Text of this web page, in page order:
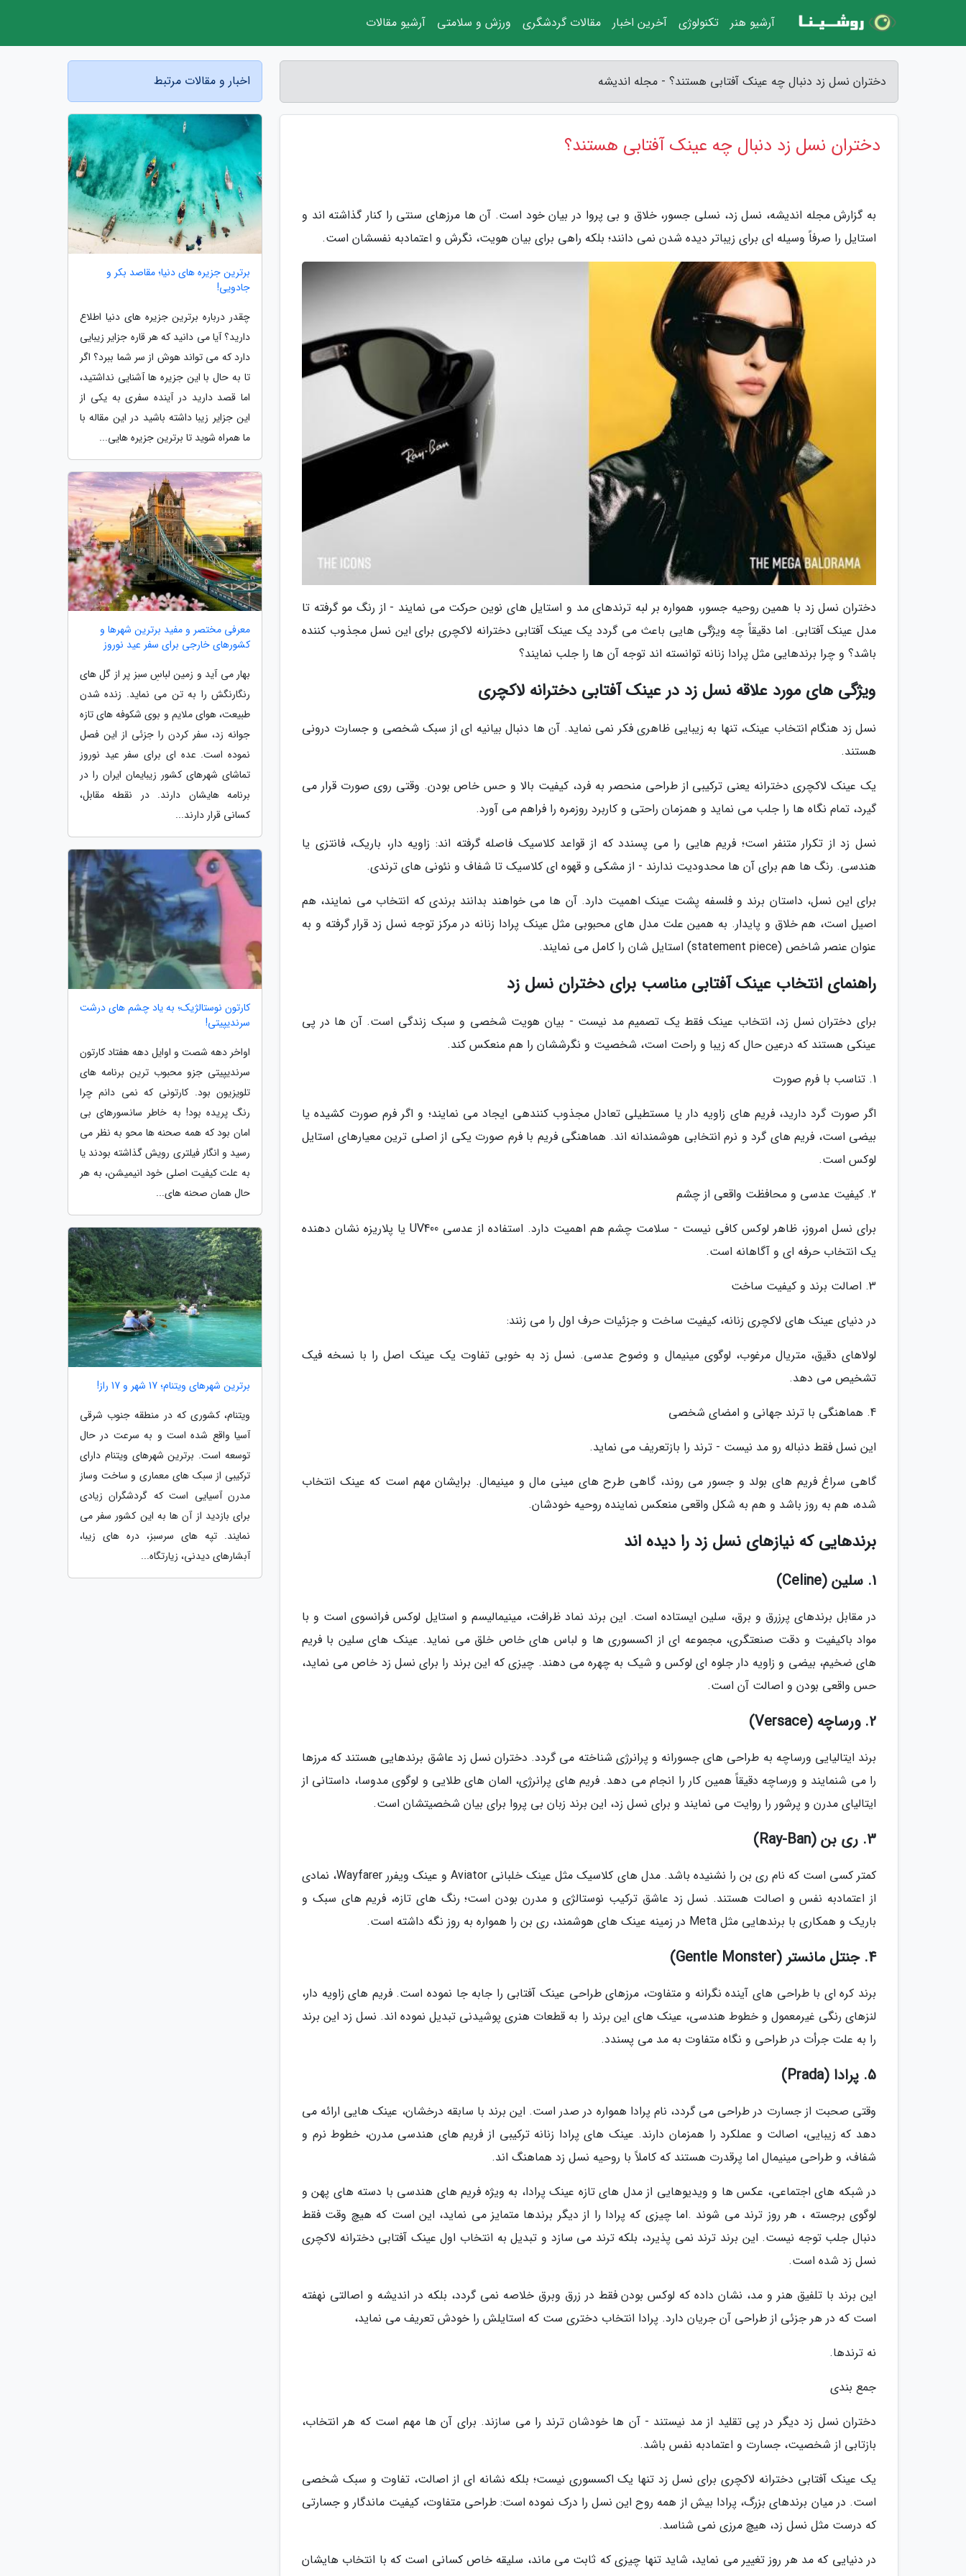
دختران نسل زد دنبال چه عینک آفتابی هستند؟ - مجله اندیشه
دختران نسل زد دنبال چه عینک آفتابی هستند؟
به گزارش مجله اندیشه، نسل زد، نسلی جسور، خلاق و بی پروا در بیان خود است. آن ها مرزهای سنتی را کنار گذاشته اند و
استایل را صرفاً وسیله ای برای زیباتر دیده شدن نمی دانند؛ بلکه راهی برای بیان هویت، نگرش و اعتمادبه نفسشان است.
دختران نسل زد با همین روحیه جسور، همواره بر لبه ترندهای مد و استایل های نوین حرکت می نمایند - از رنگ مو گرفته تا
مدل عینک آفتابی. اما دقیقاً چه ویژگی هایی باعث می گردد یک عینک آفتابی دخترانه لاکچری برای این نسل مجذوب کننده
باشد؟ و چرا برندهایی مثل پرادا زنانه توانسته اند توجه آن ها را جلب نمایند؟
ویژگی های مورد علاقه نسل زد در عینک آفتابی دخترانه لاکچری
نسل زد هنگام انتخاب عینک، تنها به زیبایی ظاهری فکر نمی نماید. آن ها دنبال بیانیه ای از سبک شخصی و جسارت درونی
هستند.
یک عینک لاکچری دخترانه یعنی ترکیبی از طراحی منحصر به فرد، کیفیت بالا و حس خاص بودن. وقتی روی صورت قرار می
گیرد، تمام نگاه ها را جلب می نماید و همزمان راحتی و کاربرد روزمره را فراهم می آورد.
نسل زد از تکرار متنفر است؛ فریم هایی را می پسندد که از قواعد کلاسیک فاصله گرفته اند: زاویه دار، باریک، فانتزی یا
هندسی. رنگ ها هم برای آن ها محدودیت ندارند - از مشکی و قهوه ای کلاسیک تا شفاف و نئونی های ترندی.
برای این نسل، داستان برند و فلسفه پشت عینک اهمیت دارد. آن ها می خواهند بدانند برندی که انتخاب می نمایند، هم
اصیل است، هم خلاق و پایدار. به همین علت مدل های محبوبی مثل عینک پرادا زنانه در مرکز توجه نسل زد قرار گرفته و به
عنوان عنصر شاخص (statement piece) استایل شان را کامل می نمایند.
راهنمای انتخاب عینک آفتابی مناسب برای دختران نسل زد
برای دختران نسل زد، انتخاب عینک فقط یک تصمیم مد نیست - بیان هویت شخصی و سبک زندگی است. آن ها در پی
عینکی هستند که درعین حال که زیبا و راحت است، شخصیت و نگرششان را هم منعکس کند.
1. تناسب با فرم صورت
اگر صورت گرد دارید، فریم های زاویه دار یا مستطیلی تعادل مجذوب کنندهی ایجاد می نمایند؛ و اگر فرم صورت کشیده یا
بیضی است، فریم های گرد و نرم انتخابی هوشمندانه اند. هماهنگی فریم با فرم صورت یکی از اصلی ترین معیارهای استایل
لوکس است.
2. کیفیت عدسی و محافظت واقعی از چشم
برای نسل امروز، ظاهر لوکس کافی نیست - سلامت چشم هم اهمیت دارد. استفاده از عدسی UV400 یا پلاریزه نشان دهنده
یک انتخاب حرفه ای و آگاهانه است.
3. اصالت برند و کیفیت ساخت
در دنیای عینک های لاکچری زنانه، کیفیت ساخت و جزئیات حرف اول را می زنند:
لولاهای دقیق، متریال مرغوب، لوگوی مینیمال و وضوح عدسی. نسل زد به خوبی تفاوت یک عینک اصل را با نسخه فیک
تشخیص می دهد.
4. هماهنگی با ترند جهانی و امضای شخصی
این نسل فقط دنباله رو مد نیست - ترند را بازتعریف می نماید.
گاهی سراغ فریم های بولد و جسور می روند، گاهی طرح های مینی مال و مینیمال. برایشان مهم است که عینک انتخاب
شده، هم به روز باشد و هم به شکل واقعی منعکس نماینده روحیه خودشان.
برندهایی که نیازهای نسل زد را دیده اند
1. سلین (Celine)
در مقابل برندهای پرزرق و برق، سلین ایستاده است. این برند نماد ظرافت، مینیمالیسم و استایل لوکس فرانسوی است و با
مواد باکیفیت و دقت صنعتگری، مجموعه ای از اکسسوری ها و لباس های خاص خلق می نماید. عینک های سلین با فریم
های ضخیم، بیضی و زاویه دار جلوه ای لوکس و شیک به چهره می دهند. چیزی که این برند را برای نسل زد خاص می نماید،
حس واقعی بودن و اصالت آن است.
2. ورساچه (Versace)
برند ایتالیایی ورساچه به طراحی های جسورانه و پرانرژی شناخته می گردد. دختران نسل زد عاشق برندهایی هستند که مرزها
را می شنمایند و ورساچه دقیقاً همین کار را انجام می دهد. فریم های پرانرژی، المان های طلایی و لوگوی مدوسا، داستانی از
ایتالیای مدرن و پرشور را روایت می نمایند و برای نسل زد، این برند زبان بی پروا برای بیان شخصیتشان است.
3. ری بن (Ray-Ban)
کمتر کسی است که نام ری بن را نشنیده باشد. مدل های کلاسیک مثل عینک خلبانی Aviator و عینک ویفرر Wayfarer، نمادی
از اعتمادبه نفس و اصالت هستند. نسل زد عاشق ترکیب نوستالژی و مدرن بودن است؛ رنگ های تازه، فریم های سبک و
باریک و همکاری با برندهایی مثل Meta در زمینه عینک های هوشمند، ری بن را همواره به روز نگه داشته است.
4. جنتل مانستر (Gentle Monster)
برند کره ای با طراحی های آینده نگرانه و متفاوت، مرزهای طراحی عینک آفتابی را جابه جا نموده است. فریم های زاویه دار،
لنزهای رنگی غیرمعمول و خطوط هندسی، عینک های این برند را به قطعات هنری پوشیدنی تبدیل نموده اند. نسل زد این برند
را به علت جرأت در طراحی و نگاه متفاوت به مد می پسندد.
5. پرادا (Prada)
وقتی صحبت از جسارت در طراحی می گردد، نام پرادا همواره در صدر است. این برند با سابقه درخشان، عینک هایی ارائه می
دهد که زیبایی، اصالت و عملکرد را همزمان دارند. عینک های پرادا زنانه ترکیبی از فریم های هندسی مدرن، خطوط نرم و
شفاف، و طراحی مینیمال اما پرقدرت هستند که کاملاً با روحیه نسل زد هماهنگ اند.
در شبکه های اجتماعی، عکس ها و ویدیوهایی از مدل های تازه عینک پرادا، به ویژه فریم های هندسی با دسته های پهن و
لوگوی برجسته ، هر روز ترند می شوند .اما چیزی که پرادا را از دیگر برندها متمایز می نماید، این است که هیچ وقت فقط
دنبال جلب توجه نیست. این برند ترند نمی پذیرد، بلکه ترند می سازد و تبدیل به انتخاب اول عینک آفتابی دخترانه لاکچری
نسل زد شده است.
این برند با تلفیق هنر و مد، نشان داده که لوکس بودن فقط در زرق وبرق خلاصه نمی گردد، بلکه در اندیشه و اصالتی نهفته
است که در هر جزئی از طراحی آن جریان دارد. پرادا انتخاب دختری ست که استایلش را خودش تعریف می نماید،
نه ترندها.
جمع بندی
دختران نسل زد دیگر در پی تقلید از مد نیستند - آن ها خودشان ترند را می سازند. برای آن ها مهم است که هر انتخاب،
بازتابی از شخصیت، جسارت و اعتمادبه نفس باشد.
یک عینک آفتابی دخترانه لاکچری برای نسل زد تنها یک اکسسوری نیست؛ بلکه نشانه ای از اصالت، تفاوت و سبک شخصی
است. در میان برندهای بزرگ، پرادا بیش از همه روح این نسل را درک نموده است: طراحی متفاوت، کیفیت ماندگار و جسارتی
که درست مثل نسل زد، هیچ مرزی نمی شناسد.
در دنیایی که مد هر روز تغییر می نماید، شاید تنها چیزی که ثابت می ماند، سلیقه خاص کسانی است که با انتخاب هایشان
اخبار و مقالات مرتبط
برترین جزیره های دنیا؛ مقاصد بکر و
جادویی!
چقدر درباره برترین جزیره های دنیا اطلاع
دارید؟ آیا می دانید که هر قاره جزایر زیبایی
دارد که می تواند هوش از سر شما ببرد؟ اگر
تا به حال با این جزیره ها آشنایی نداشتید،
اما قصد دارید در آینده سفری به یکی از
این جزایر زیبا داشته باشید در این مقاله با
ما همراه شوید تا برترین جزیره هایی...
معرفی مختصر و مفید برترین شهرها و
کشورهای خارجی برای سفر عید نوروز
بهار می آید و زمین لباسِ سبز پر از گل های
رنگارنگش را به تن می نماید. زنده شدن
طبیعت، هوای ملایم و بوی شکوفه های تازه
جوانه زد، سفر کردن را جزئی از این فصل
نموده است. عده ای برای سفر عید نوروز
تماشای شهرهای کشور زیبایمان ایران را در
برنامه هایشان دارند. در نقطه مقابل،
کسانی قرار دارند...
کارتون نوستالژیک؛ به یاد چشم های درشت
سرندیپیتی!
اواخر دهه شصت و اوایل دهه هفتاد کارتون
سرندیپیتی جزو محبوب ترین برنامه های
تلویزیون بود. کارتونی که نمی دانم چرا
رنگ پریده بود! به خاطر سانسورهای بی
امان بود که همه صحنه ها محو به نظر می
رسید و انگار فیلتری رویش گذاشته بودند یا
به علت کیفیت اصلی خود انیمیشن، به هر
حال همان صحنه های...
برترین شهرهای ویتنام؛ 17 شهر و 17 راز!
ویتنام، کشوری که در منطقه جنوب شرقی
آسیا واقع شده است و به سرعت در حال
توسعه است. برترین شهرهای ویتنام دارای
ترکیبی از سبک های معماری و ساخت وساز
مدرن آسیایی است که گردشگران زیادی
برای بازدید از آن ها به این کشور سفر می
نمایند. تپه های سرسبز، دره های زیبا،
آبشارهای دیدنی، زیارتگاه...
آرشیو هنر تکنولوژی آخرین اخبار مقالات گردشگری ورزش و سلامتی آرشیو مقالات